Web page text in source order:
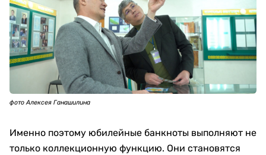
фото Алексея Ганашилина
Именно поэтому юбилейные банкноты выполняют не
только коллекционную функцию. Они становятся